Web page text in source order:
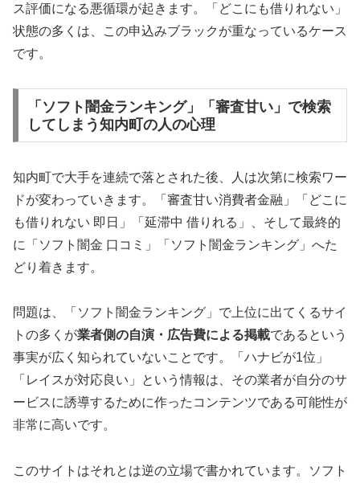
ス評価になる悪循環が起きます。「どこにも借りれない」
状態の多くは、この申込みブラックが重なっているケース
です。
「ソフト闇金ランキング」「審査甘い」で検索
してしまう知内町の人の心理
知内町で大手を連続で落とされた後、人は次第に検索ワー
ドが変わっていきます。「審査甘い消費者金融」「どこに
も借りれない 即日」「延滞中 借りれる」、そして最終的
に「ソフト闇金 口コミ」「ソフト闇金ランキング」へた
どり着きます。
問題は、「ソフト闇金ランキング」で上位に出てくるサイ
トの多くが業者側の自演・広告費による掲載であるという
事実が広く知られていないことです。「ハナビが1位」
「レイスが対応良い」という情報は、その業者が自分のサ
ービスに誘導するために作ったコンテンツである可能性が
非常に高いです。
このサイトはそれとは逆の立場で書かれています。ソフト